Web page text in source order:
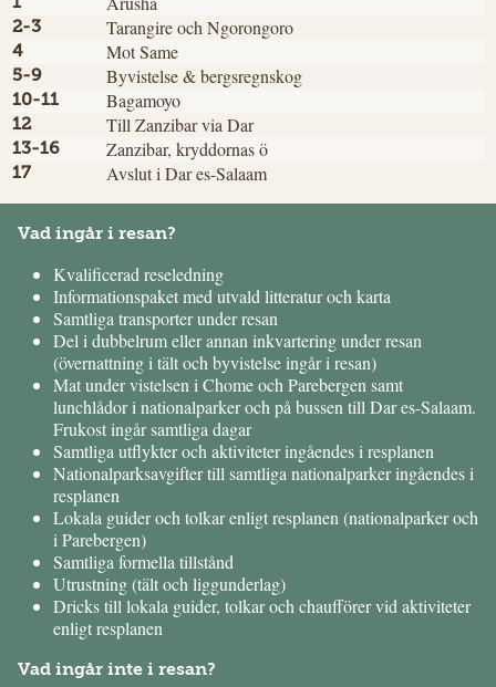
2-3 Tarangire och Ngorongoro
4 Mot Same
5-9 Byvistelse & bergsregnskog
10-11 Bagamoyo
12 Till Zanzibar via Dar
13-16 Zanzibar, kryddornas ö
17 Avslut i Dar es-Salaam
Vad ingår i resan?
Kvalificerad reseledning
Informationspaket med utvald litteratur och karta
Samtliga transporter under resan
Del i dubbelrum eller annan inkvartering under resan
(övernattning i tält och byvistelse ingår i resan)
Mat under vistelsen i Chome och Parebergen samt
lunchlådor i nationalparker och på bussen till Dar es-Salaam.
Frukost ingår samtliga dagar
Samtliga utflykter och aktiviteter ingåendes i resplanen
Nationalparksavgifter till samtliga nationalparker ingåendes i
resplanen
Lokala guider och tolkar enligt resplanen (nationalparker och
i Parebergen)
Samtliga formella tillstånd
Utrustning (tält och liggunderlag)
Dricks till lokala guider, tolkar och chaufförer vid aktiviteter
enligt resplanen
Vad ingår inte i resan?